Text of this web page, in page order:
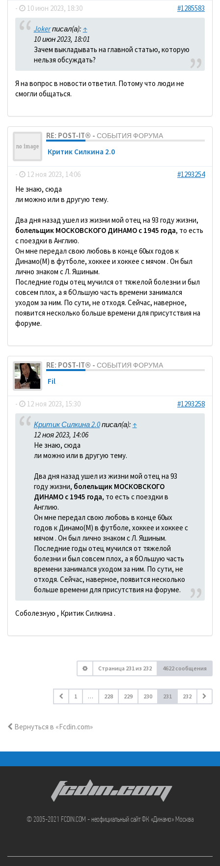
- 10 июн 2023, 18:30 #1285583
Jokerписал(а): ↑
10 июн 2023, 18:01
Зачем выкладывать на главной статью, которую
нельзя обсуждать?
Я на вопрос в новости ответил. Потому что люди не
смогли общаться.
RE: POST-IT® - СОБЫТИЯ ФОРУМА
Критик Силкина 2.0
- 12 ноя 2023, 14:06
#1293254
Не знаю, сюда
ли можно или в другую тему.
Два дня назад ушел из жизни мой отец на 93 году жизни,
болельщик МОСКОВСКОГО ДИНАМО с 1945 года, то есть
с поездки в Англию.
Он мне передал свою любовь в конце 60ых годов к
Динамо(М) в футболе, хоккее и хоккее с мячом . Он был
лично знаком с Л. Яшиным.
Последние годы отец мучился от тяжелой болезни и был
совсем плох, а я бОльшую часть времени занимался
уходом за ним. По сути, не отходя. Сейчас, наверное,
появится несколько больше времени для присутствия на
форуме.
RE: POST-IT® - СОБЫТИЯ ФОРУМА
Fil
- 12 ноя 2023, 15:30 #1293258
Критик Силкина 2.0писал(а): ↑
12 ноя 2023, 14:06
Не знаю, сюда
ли можно или в другую тему.
Два дня назад ушел из жизни мой отец на 93
году жизни, болельщик МОСКОВСКОГО
ДИНАМО с 1945 года, то есть с поездки в
Англию.
Он мне передал свою любовь в конце 60ых
годов к Динамо(М) в футболе, хоккее и хоккее с
мячом . Он был лично знаком с Л. Яшиным.
Последние годы отец мучился от тяжелой
болезни и был совсем плох, а я бОльшую часть
времени занимался уходом за ним. По сути, не
отходя. Сейчас, наверное, появится несколько
больше времени для присутствия на форуме.
Соболезную , Критик Силкина .
Страница 231из 232 4622 сообщения
1 … 228 229 230 231 232
Вернуться в «Fcdin.com»
FCDIN.COM
© 2005-2021 FCDIN.COM - неофициальный сайт ФК «Динамо» Москва